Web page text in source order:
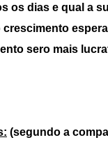
os dias e qual a
crescimento
sero mais
(segundo a